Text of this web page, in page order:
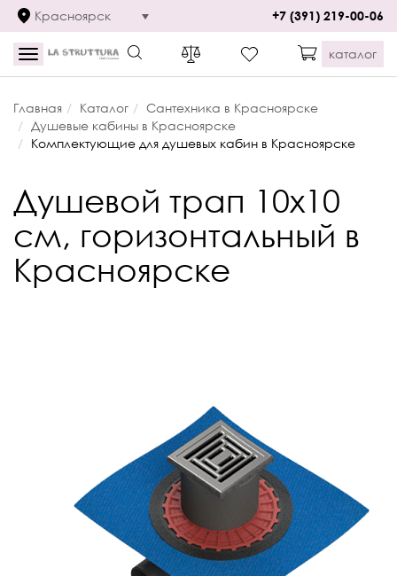
Красноярск +7 (391) 219-00-06
Toggle
navigation
каталог
Главная Каталог
Сантехника в Красноярске
Душевые кабины в Красноярске
Комплектующие для душевых кабин в Красноярске
Душевой трап 10x10
см, горизонтальный в
Красноярске